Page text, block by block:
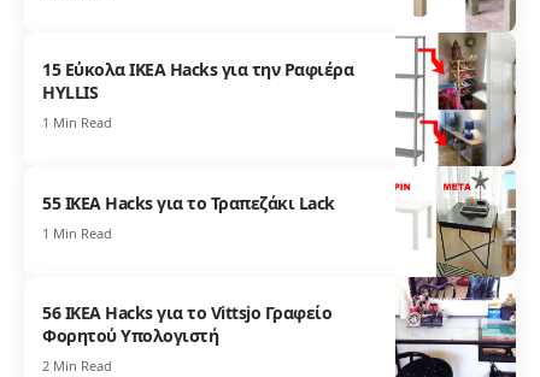
15 Εύκολα IKEA Hacks για την Ραφιέρα
HYLLIS
1 Min Read
55 IKEA Hacks για το Τραπεζάκι Lack
1 Min Read
56 IKEA Hacks για το Vittsjo Γραφείο
Φορητού Υπολογιστή
2 Min Read